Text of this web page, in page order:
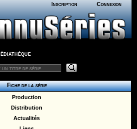
Inscription Connexion
Fiche de la série
Production
Distribution
Actualités